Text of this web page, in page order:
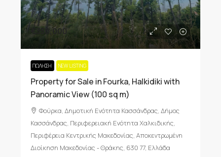
€350,000
ΠΏΛΗΣΗ NEW LISTING
Property for Sale in Fourka, Halkidiki with
Panoramic View (100 sq m)
Φούρκα, Δημοτική Ενότητα Κασσάνδρας, Δήμος
Κασσάνδρας, Περιφερειακή Ενότητα Χαλκιδικής,
Περιφέρεια Κεντρικής Μακεδονίας, Αποκεντρωμένη
Διοίκηση Μακεδονίας - Θράκης, 630 77, Ελλάδα